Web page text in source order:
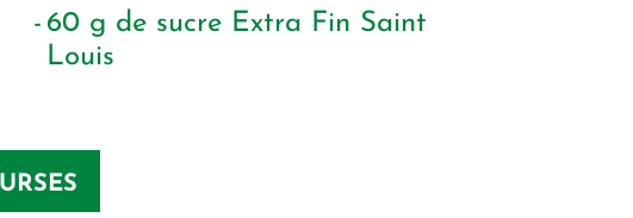
60 g de sucre Extra Fin Saint
Louis